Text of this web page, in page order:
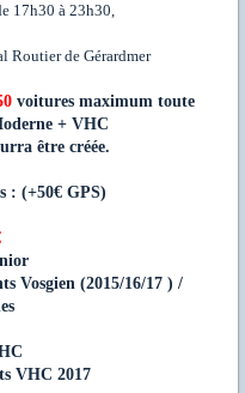
17h30 à 23h30,
Routier de Gérardmer
voitures maximum toute
+ VHC
être créée.
: (+50€ GPS)
Vosgien (2015/16/17 ) /
VHC 2017